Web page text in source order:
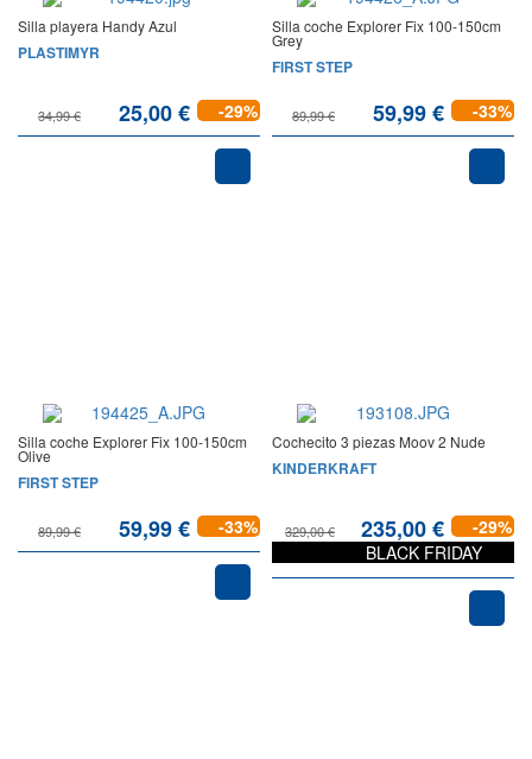
Silla playera Handy Azul
PLASTIMYR
34,99 € 25,00 € -29%
Silla coche Explorer Fix 100-150cm
Grey
FIRST STEP
89,99 € 59,99 € -33%
Silla coche Explorer Fix 100-150cm
Olive
FIRST STEP
89,99 € 59,99 € -33%
Cochecito 3 piezas Moov 2 Nude
KINDERKRAFT
329,00 € 235,00 €
-29%
BLACK FRIDAY